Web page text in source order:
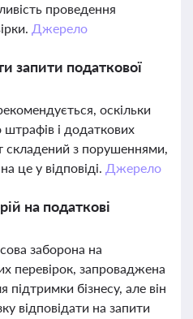
проведення
Джерело
запити податкової
оскільки
і додаткових
складений з порушеннями,
це у відповіді. Джерело
на податкові
заборона на
перевірок, запроваджена
бізнесу, але він
відповідати на запити